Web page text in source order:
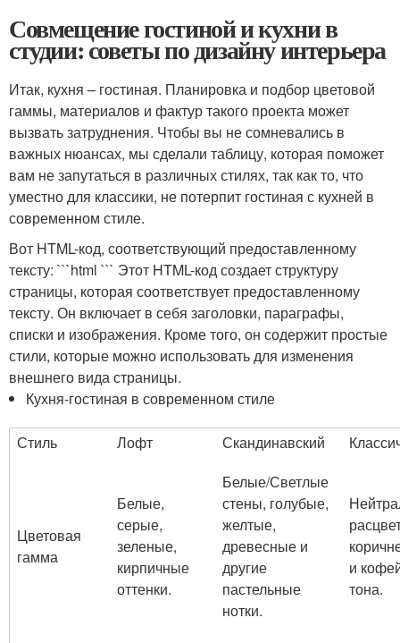
Совмещение гостиной и кухни в
студии: советы по дизайну интерьера
Итак, кухня – гостиная. Планировка и подбор цветовой
гаммы, материалов и фактур такого проекта может
вызвать затруднения. Чтобы вы не сомневались в
важных нюансах, мы сделали таблицу, которая поможет
вам не запутаться в различных стилях, так как то, что
уместно для классики, не потерпит гостиная с кухней в
современном стиле.
Вот HTML-код, соответствующий предоставленному
тексту: ```html ``` Этот HTML-код создает структуру
страницы, которая соответствует предоставленному
тексту. Он включает в себя заголовки, параграфы,
списки и изображения. Кроме того, он содержит простые
стили, которые можно использовать для изменения
внешнего вида страницы.
Кухня-гостиная в современном стиле
Стиль Лофт Скандинавский
Цветовая
гамма
Белые,
серые,
зеленые,
кирпичные
оттенки.
Белые/Светлые
стены, голубые,
желтые,
древесные и
другие
пастельные
нотки.
и
тона.